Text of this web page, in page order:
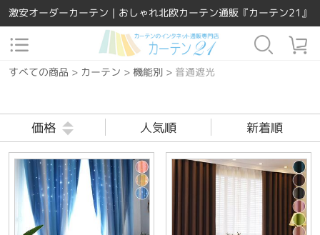
激安オーダーカーテン｜おしゃれ北欧カーテン通販『カーテン21』
すべての商品 > カーテン > 機能別> 普通遮光
価格 人気順 新着順